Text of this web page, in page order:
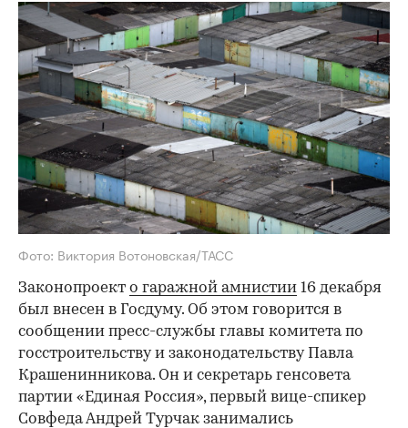
Фото: Виктория Вотоновская/ТАСС
Законопроект о гаражной амнистии 16 декабря
был внесен в Госдуму. Об этом говорится в
сообщении пресс-службы главы комитета по
госстроительству и законодательству Павла
Крашенинникова. Он и секретарь генсовета
партии «Единая Россия», первый вице-спикер
Совфеда Андрей Турчак занимались